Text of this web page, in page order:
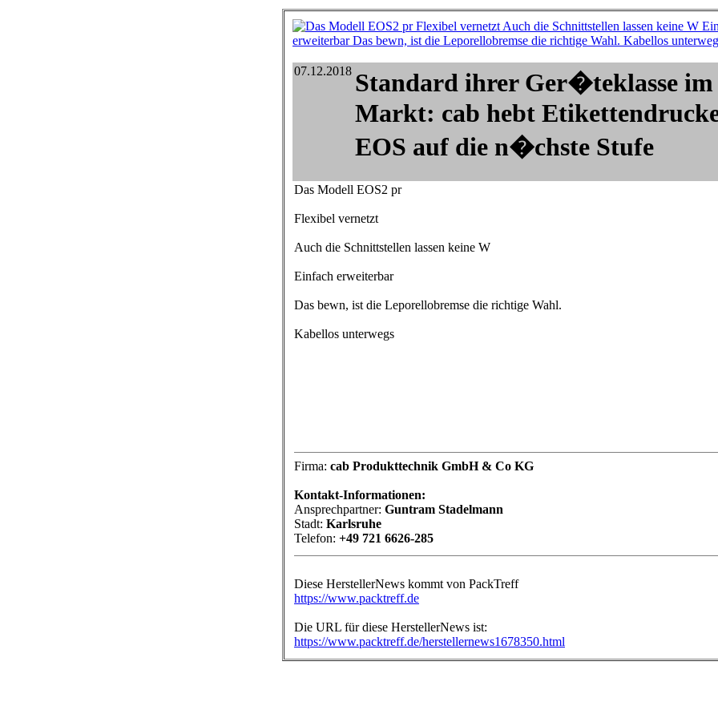
07.12.2018 Standard ihrer Ger�teklasse im
Markt: cab hebt
EOS auf die n�chste Stufe
Das Modell EOS2 pr
Flexibel vernetzt
Auch die Schnittstellen lassen keine W
Einfach erweiterbar
Das bewn, ist die Leporellobremse die richtige Wahl.
Kabellos unterwegs
Firma: cab Produkttechnik GmbH & Co KG
Kontakt-Informationen:
Ansprechpartner: Guntram Stadelmann
Stadt: Karlsruhe
Telefon: +49 721 6626-285
Diese HerstellerNews kommt von PackTreff
https://www.packtreff.de
Die URL für diese HerstellerNews ist:
https://www.packtreff.de/herstellernews1678350.html